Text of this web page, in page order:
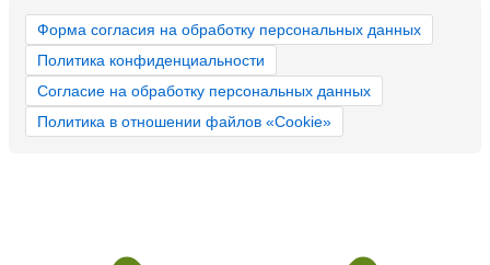
Форма согласия на обработку персональных данных
Политика конфиденциальности
Согласие на обработку персональных данных
Политика в отношении файлов «Cookie»